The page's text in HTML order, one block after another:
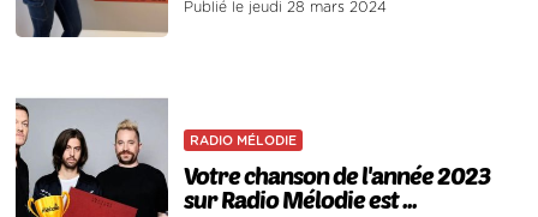
Publié le jeudi 28 mars 2024
RADIO MÉLODIE
Votre chanson de l'année 2023
sur Radio Mélodie est ...